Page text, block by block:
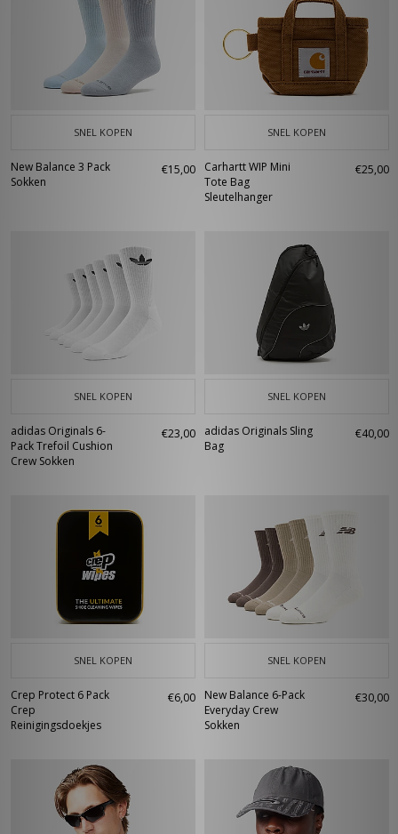
SNEL KOPEN
New Balance 3 Pack
Sokken
€15,00
SNEL KOPEN
Carhartt WIP Mini
Tote Bag
Sleutelhanger
€25,00
SNEL KOPEN
adidas Originals 6-
Pack Trefoil Cushion
Crew Sokken
€23,00
SNEL KOPEN
adidas Originals Sling
Bag
€40,00
SNEL KOPEN
Crep Protect 6 Pack
Crep
Reinigingsdoekjes
€6,00
SNEL KOPEN
New Balance 6-Pack
Everyday Crew
Sokken
€30,00